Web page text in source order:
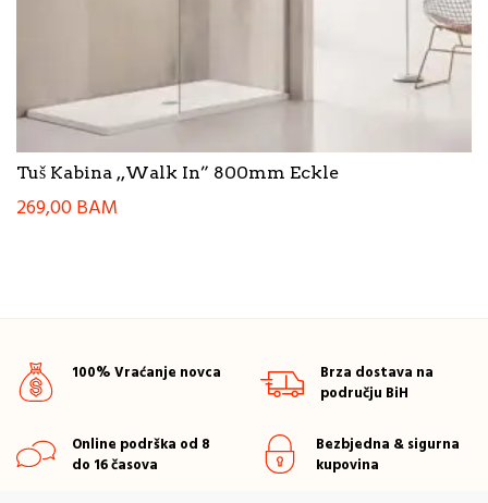
Tuš Kabina ,,Walk In” 800mm Eckle
269,00BAM
100% Vraćanje novca
Brza dostava na
području BiH
Online podrška od 8
do 16 časova
Bezbjedna & sigurna
kupovina